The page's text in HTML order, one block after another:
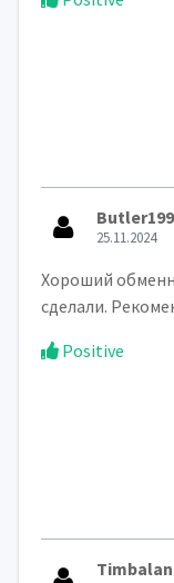
Butler199
25.11.2024
Хороший
сделали.
Positive